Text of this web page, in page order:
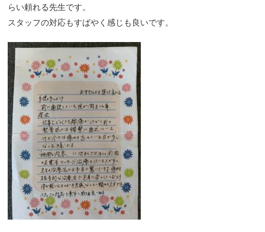
らい頼れる先生です。
スタッフの対応もすばやく感じも良いです。